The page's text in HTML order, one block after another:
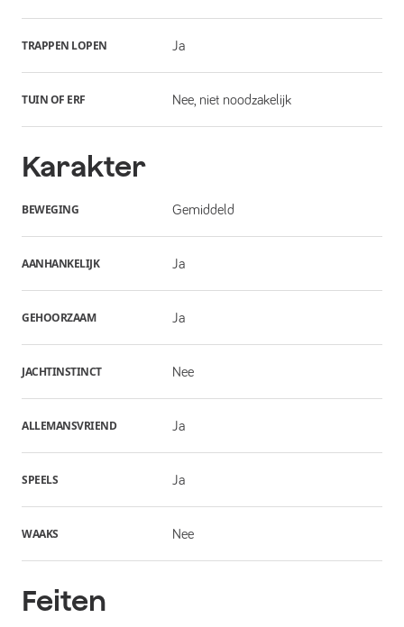
TRAPPEN LOPEN Ja
TUIN OF ERF Nee, niet noodzakelijk
Karakter
BEWEGING Gemiddeld
AANHANKELIJK Ja
GEHOORZAAM Ja
JACHTINSTINCT Nee
ALLEMANSVRIEND Ja
SPEELS Ja
WAAKS Nee
Feiten